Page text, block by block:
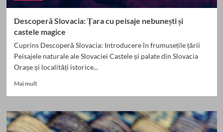
Descoperă Slovacia: Țara cu peisaje nebunești și
castele magice
Cuprins Descoperă Slovacia: Introducere în frumusețile țării
Peisajele naturale ale Slovaciei Castele și palate din Slovacia
Orașe și localități istorice...
Mai multRead
Descoperă
Slovacia:
Țara